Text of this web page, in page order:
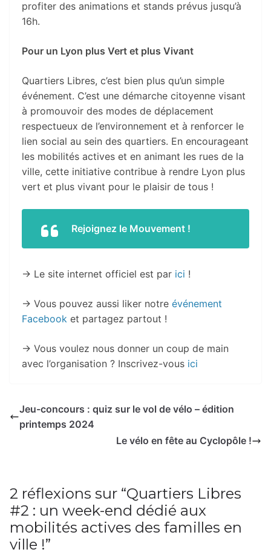
profiter des animations et stands prévus jusqu’à
16h.
Pour un Lyon plus Vert et plus Vivant
Quartiers Libres, c’est bien plus qu’un simple
événement. C’est une démarche citoyenne visant
à promouvoir des modes de déplacement
respectueux de l’environnement et à renforcer le
lien social au sein des quartiers. En encourageant
les mobilités actives et en animant les rues de la
ville, cette initiative contribue à rendre Lyon plus
vert et plus vivant pour le plaisir de tous !
Rejoignez le Mouvement !
→ Le site internet officiel est par ici !
→ Vous pouvez aussi liker notre événement
Facebook et partagez partout !
→ Vous voulez nous donner un coup de main
avec l’organisation ? Inscrivez-vous ici
Jeu-concours : quiz sur le vol de vélo – édition
printemps 2024
Le vélo en fête au Cyclopôle !
2 réflexions sur “Quartiers Libres
#2 : un week-end dédié aux
mobilités actives des familles en
ville !”